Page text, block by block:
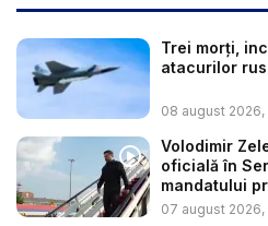
Trei morți,
atacurilor
08 august
Volodimir
oficială în
mandatului
Vuč...
07 august 2026,